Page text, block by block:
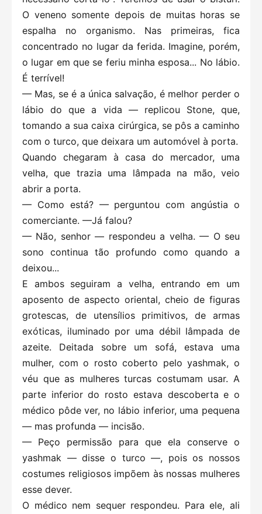
O veneno somente depois de muitas horas se
espalha no organismo. Nas primeiras, fica
concentrado no lugar da ferida. Imagine, porém,
o lugar em que se feriu minha esposa... No lábio.
É terrível!
— Mas, se é a única salvação, é melhor perder o
lábio do que a vida — replicou Stone, que,
tomando a sua caixa cirúrgica, se pôs a caminho
com o turco, que deixara um automóvel à porta.
Quando chegaram à casa do mercador, uma
velha, que trazia uma lâmpada na mão, veio
abrir a porta.
— Como está? — perguntou com angústia o
comerciante. —Já falou?
— Não, senhor — respondeu a velha. — O seu
sono continua tão profundo como quando a
deixou...
E ambos seguiram a velha, entrando em um
aposento de aspecto oriental, cheio de figuras
grotescas, de utensílios primitivos, de armas
exóticas, iluminado por uma débil lâmpada de
azeite. Deitada sobre um sofá, estava uma
mulher, com o rosto coberto pelo yashmak, o
véu que as mulheres turcas costumam usar. A
parte inferior do rosto estava descoberta e o
médico pôde ver, no lábio inferior, uma pequena
— mas profunda — incisão.
— Peço permissão para que ela conserve o
yashmak — disse o turco —, pois os nossos
costumes religiosos impõem às nossas mulheres
esse dever.
O médico nem sequer respondeu. Para ele, ali